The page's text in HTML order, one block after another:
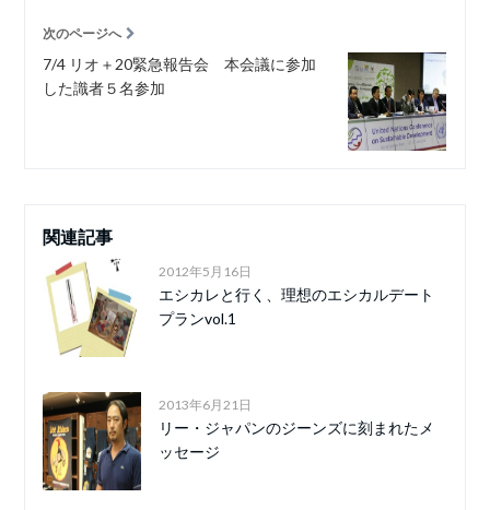
次のページへ
7/4 リオ＋20緊急報告会 本会議に参加
した識者５名参加
関連記事
2012年5月16日
エシカレと行く、理想のエシカルデート
プランvol.1
2013年6月21日
リー・ジャパンのジーンズに刻まれたメ
ッセージ